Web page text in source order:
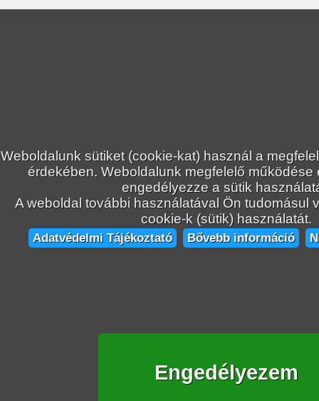
Weboldalunk sütiket (cookie-kat) használ a
érdekében. Weboldalunk megfelelő működése
engedélyezze a sütik
A weboldal további használatával Ön tudomásul
cookie-k (sütik) használatát.
Adatvédelmi Tájékoztató Bővebb információ
Engedélyezem